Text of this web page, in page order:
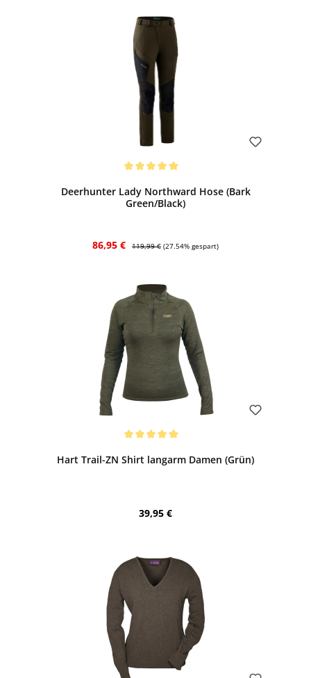
Deerhunter Lady Northward Hose (Bark
Green/Black)
Verkaufspreis:
86,95 € Regulärer Preis:
119,99 € (27.54% gespart)
Hart Trail-ZN Shirt langarm Damen (Grün)
Regulärer Preis:
39,95 €